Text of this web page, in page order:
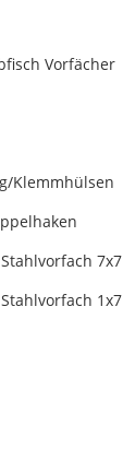
Vorfächer
Klemmhülsen
7x7
1x7